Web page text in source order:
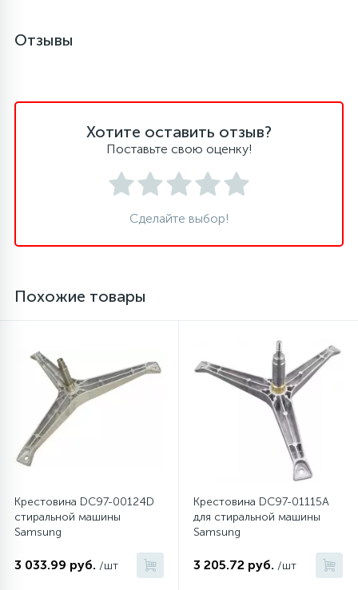
Отзывы
Хотите оставить отзыв?
Поставьте свою оценку!
Сделайте выбор!
Похожие товары
Крестовина DC97-00124D
стиральной машины
Samsung
3 033.99 руб. /шт
Крестовина DC97-01115A
для стиральной машины
Samsung
3 205.72 руб. /шт